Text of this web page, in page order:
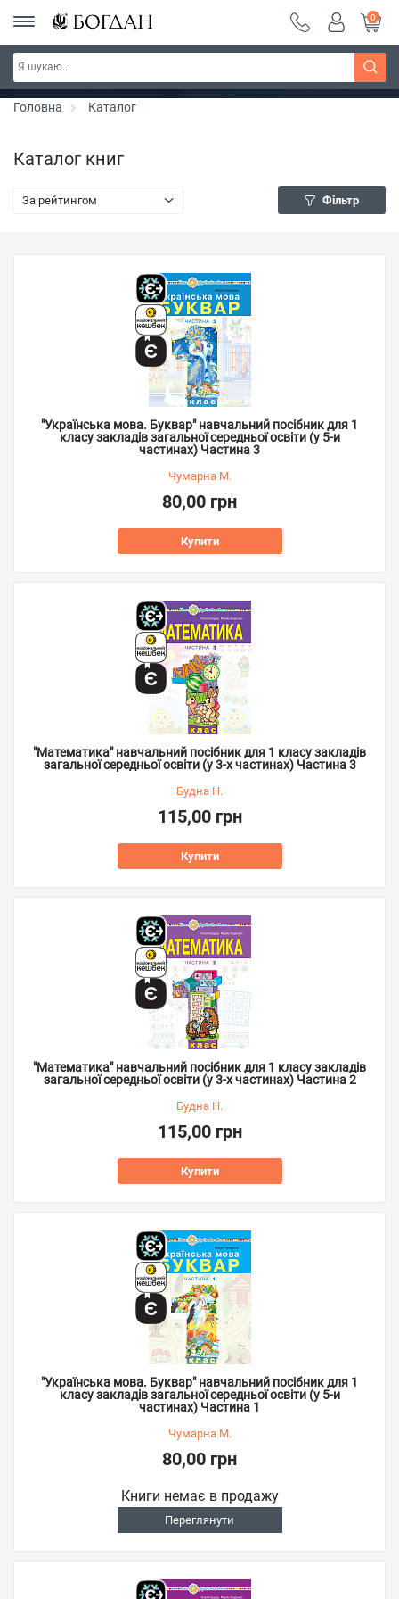
РОЗПРОДАЖ ~ 150 грн ~ 200 грн ~ 250 грн ~
300 грн ~ РОЗПРОДАЖ
Дізнатись більше
0
Головна Каталог
Каталог книг
За рейтингом Фільтр
"Українська мова. Буквар" навчальний посібник для 1
класу закладів загальної середньої освіти (у 5-и
частинах) Частина 3
Чумарна М.
80,00 грн
Купити
"Математика" навчальний посібник для 1 класу закладів
загальної середньої освіти (у 3-х частинах) Частина 3
Будна Н.
115,00 грн
Купити
"Математика" навчальний посібник для 1 класу закладів
загальної середньої освіти (у 3-х частинах) Частина 2
Будна Н.
115,00 грн
Купити
"Українська мова. Буквар" навчальний посібник для 1
класу закладів загальної середньої освіти (у 5-и
частинах) Частина 1
Чумарна М.
80,00 грн
Книги немає в продажу
Переглянути